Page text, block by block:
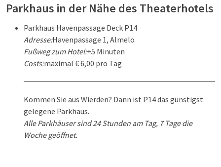
Parkhaus in der Nähe des Theaterhotels
Parkhaus Havenpassage Deck P14
Adresse:Havenpassage 1, Almelo
Fußweg zum Hotel:+5 Minuten
Costs:maximal € 6,00 pro Tag
Kommen Sie aus Wierden? Dann ist P14 das günstigst
gelegene Parkhaus.
Alle Parkhäuser sind 24 Stunden am Tag, 7 Tage die
Woche geöffnet.